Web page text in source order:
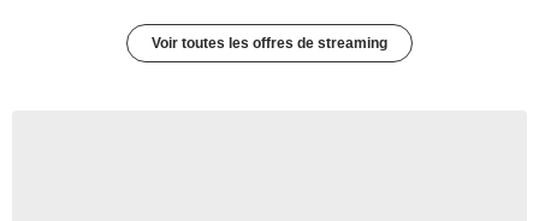
Voir toutes les offres de streaming